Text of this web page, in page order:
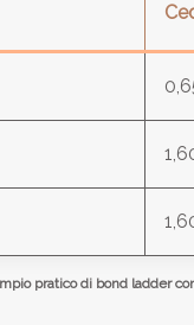
pratico di bond ladder